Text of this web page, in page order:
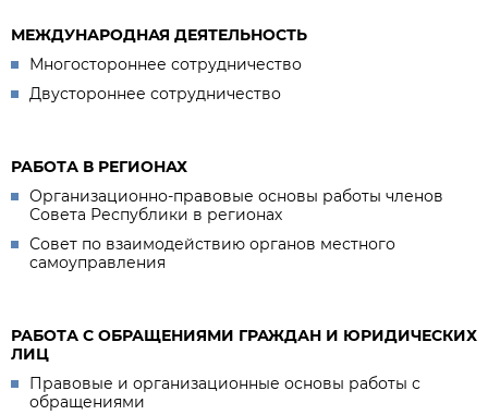
МЕЖДУНАРОДНАЯ ДЕЯТЕЛЬНОСТЬ
Многостороннее сотрудничество
Двустороннее сотрудничество
РАБОТА В РЕГИОНАХ
Организационно-правовые основы работы членов
Совета Республики в регионах
Совет по взаимодействию органов местного
самоуправления
РАБОТА С ОБРАЩЕНИЯМИ ГРАЖДАН И ЮРИДИЧЕСКИХ
ЛИЦ
Правовые и организационные основы работы с
обращениями